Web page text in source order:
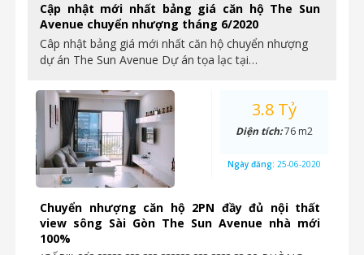
Cập nhật mới nhất bảng giá căn hộ The Sun
Avenue chuyển nhượng tháng 6/2020
Câp nhật bảng giá mới nhất căn hộ chuyển nhượng
dự án The Sun Avenue Dự án tọa lạc tại…
Chuyển nhượng căn hộ 2PN đầy đủ nội thất
view sông Sài Gòn The Sun Avenue nhà mới
100%
3.8 Tỷ
Diện tích:76 m2
Ngày đăng: 25-06-2020